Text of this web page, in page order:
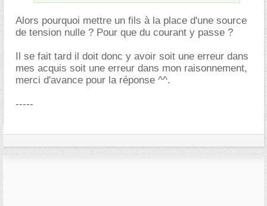
Alors pourquoi mettre un fils à la place d'une source
de tension nulle ? Pour que du courant y passe ?
Il se fait tard il doit donc y avoir soit une erreur dans
mes acquis soit une erreur dans mon raisonnement,
merci d'avance pour la réponse ^^.
-----